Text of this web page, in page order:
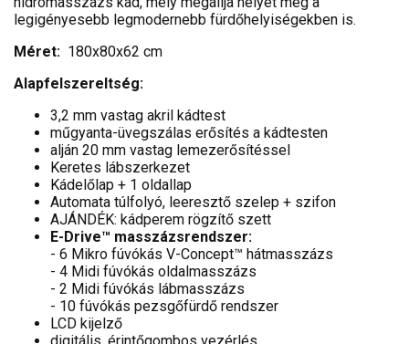
legigényesebb legmodernebb fürdőhelyiségekben is.
Méret: 180x80x62 cm
Alapfelszereltség:
3,2 mm vastag akril kádtest
műgyanta-üvegszálas erősítés a kádtesten
alján 20 mm vastag lemezerősítéssel
Keretes lábszerkezet
Kádelőlap + 1 oldallap
Automata túlfolyó, leeresztő szelep + szifon
AJÁNDÉK: kádperem rögzítő szett
E-Drive™ masszázsrendszer:
- 6 Mikro fúvókás V-Concept™ hátmasszázs
- 4 Midi fúvókás oldalmasszázs
- 2 Midi fúvókás lábmasszázs
- 10 fúvókás pezsgőfürdő rendszer
LCD kijelző